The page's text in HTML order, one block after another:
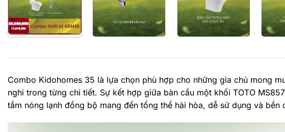
Combo Kidohomes 35 là lựa chọn phù hợp cho những gia chủ mong
nghi trong từng chi tiết. Sự kết hợp giữa bàn cầu một khối TOTO
tắm nóng lạnh đồng bộ mang đến tổng thể hài hòa, dễ sử dụng và bền